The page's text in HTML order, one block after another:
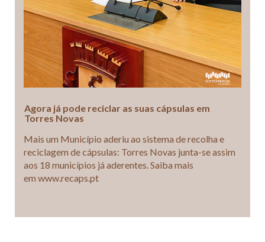
Agora já pode reciclar as suas cápsulas em
Torres Novas
Mais um Município aderiu ao sistema de recolha e
reciclagem de cápsulas: Torres Novas junta-se assim
aos 18 municípios já aderentes. Saiba mais
em www.recaps.pt